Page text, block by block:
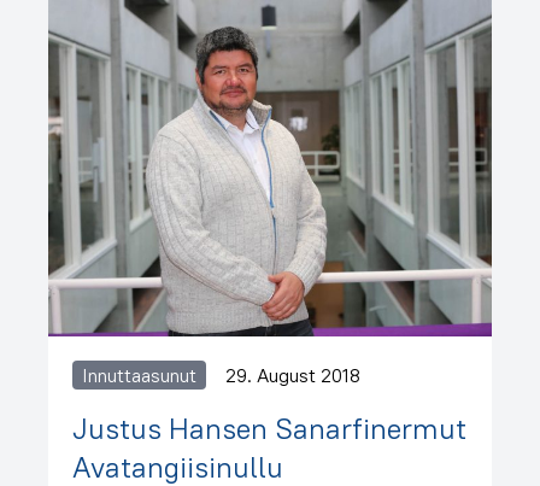
Innuttaasunut 29. August 2018
Justus Hansen Sanarfinermut
Avatangiisinullu